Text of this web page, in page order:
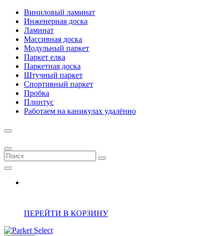
Виниловый ламинат
Инженерная доска
Ламинат
Массивная доска
Модульный паркет
Паркет елка
Паркетная доска
Штучный паркет
Спортивный паркет
Пробка
Плинтус
Работаем на каникулах удалённо
ПЕРЕЙТИ В КОРЗИНУ